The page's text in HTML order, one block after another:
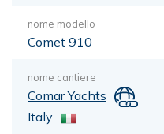
nome modello
Comet 910
nome cantiere
Comar Yachts
Italy